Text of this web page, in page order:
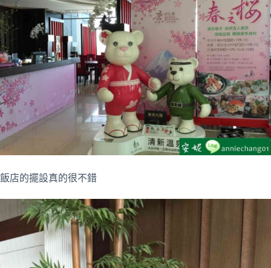
飯店的擺設真的很不錯